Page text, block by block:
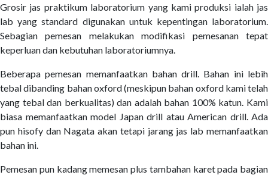
Grosir jas praktikum laboratorium yang kami produksi ialah jas
lab yang standard digunakan untuk kepentingan laboratorium.
Sebagian pemesan melakukan modifikasi pemesanan tepat
keperluan dan kebutuhan laboratoriumnya.
Beberapa pemesan memanfaatkan bahan drill. Bahan ini lebih
tebal dibanding bahan oxford (meskipun bahan oxford kami telah
yang tebal dan berkualitas) dan adalah bahan 100% katun. Kami
biasa memanfaatkan model Japan drill atau American drill. Ada
pun hisofy dan Nagata akan tetapi jarang jas lab memanfaatkan
bahan ini.
Pemesan pun kadang memesan plus tambahan karet pada bagian